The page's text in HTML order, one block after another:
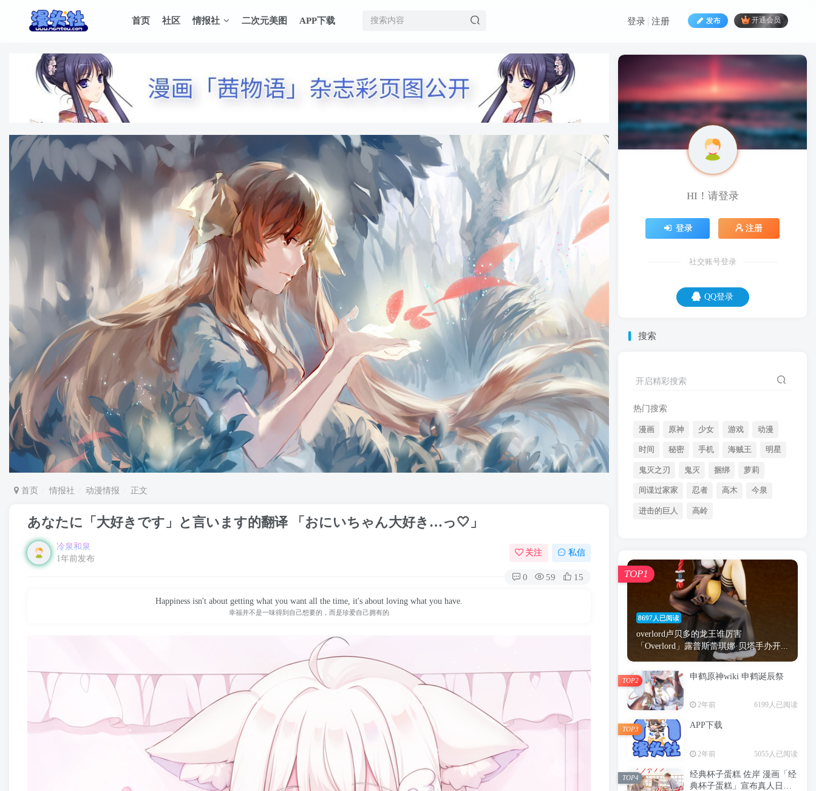
首页 社区 情报社 二次元美图 APP下载 发布 开通会员
登录 注册
首页 情报社 动漫情报 正文
あなたに「大好きです」と言います的翻译 「おにいちゃん大好き…っ🤍」
冷泉和泉
1年前发布
关注 私信
0 59 15
Happiness isn't about getting what you want all the time, it's about loving what you have.
幸福并不是一味得到自己想要的，而是珍爱自己拥有的
HI！请登录
登录 注册
社交账号登录
QQ登录
搜索
开启精彩搜索
热门搜索
漫画 原神 少女 游戏 动漫
时间 秘密 手机 海贼王 明星
鬼灭之刃 鬼灭 捆绑 萝莉
间谍过家家 忍者 高木 今泉
进击的巨人 高岭
8697人已阅读
overlord卢贝多的龙王谁厉害
「Overlord」露普斯蕾琪娜·贝塔手办开...
TOP1
申鹤原神wiki 申鹤诞辰祭
2年前 6199人已阅读
TOP2
APP下载
2年前 5055人已阅读
TOP3
经典杯子蛋糕 佐岸 漫画「经
典杯子蛋糕」宣布真人日剧
TOP4
HI！请登录
登录 注册
社交账号登录
QQ登录
有时候，我也很羡慕地板，有那么多头
时间 秘密 手机 海贼王
鬼灭 捆绑 萝莉
间谍过家家 忍者 高木
进击的巨人 高岭
8697人已阅读
overlord卢贝多的龙王谁厉害
「Overlord」露普斯蕾琪娜·贝塔手办开...
TOP1